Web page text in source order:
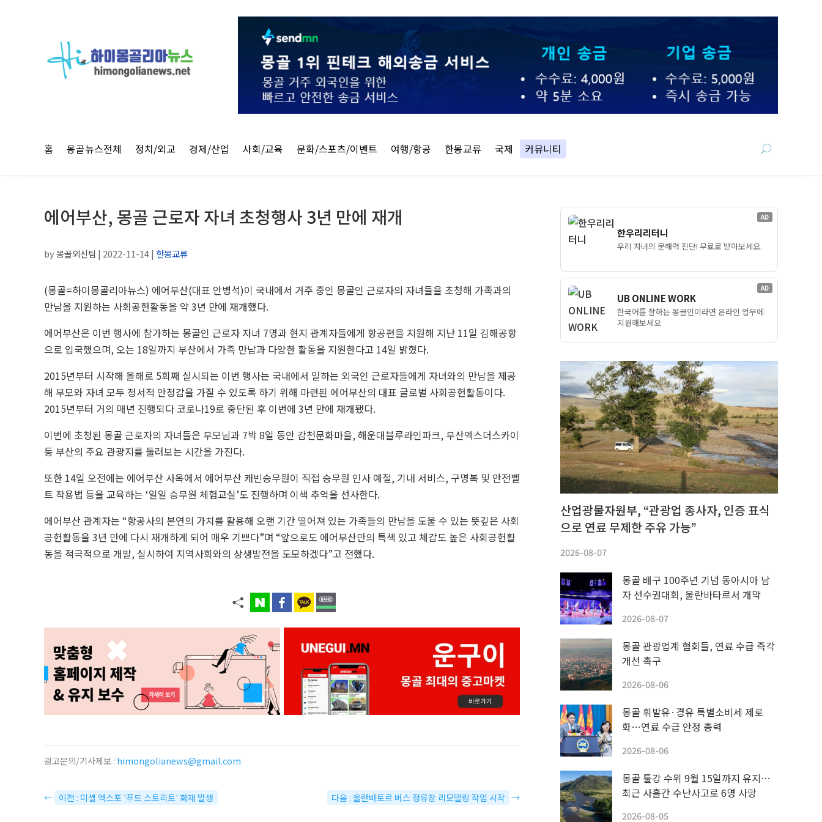
홈 몽골뉴스전체 정치/외교 경제/산업 사회/교육 문화/스포츠/이벤트 여행/항공 한몽교류 국제 커뮤니티
에어부산, 몽골 근로자 자녀 초청행사 3년 만에 재개
by몽골외신팀 | 2022-11-14| 한몽교류
(몽골=하이몽골리아뉴스) 에어부산(대표 안병석)이 국내에서 거주 중인 몽골인 근로자의 자녀들을 초청해 가족과의
만남을 지원하는 사회공헌활동을 약 3년 만에 재개했다.
에어부산은 이번 행사에 참가하는 몽골인 근로자 자녀 7명과 현지 관계자들에게 항공편을 지원해 지난 11일 김해공항
으로 입국했으며, 오는 18일까지 부산에서 가족 만남과 다양한 활동을 지원한다고 14일 밝혔다.
2015년부터 시작해 올해로 5회째 실시되는 이번 행사는 국내에서 일하는 외국인 근로자들에게 자녀와의 만남을 제공
해 부모와 자녀 모두 정서적 안정감을 가질 수 있도록 하기 위해 마련된 에어부산의 대표 글로벌 사회공헌활동이다.
2015년부터 거의 매년 진행되다 코로나19로 중단된 후 이번에 3년 만에 재개됐다.
이번에 초청된 몽골 근로자의 자녀들은 부모님과 7박 8일 동안 감천문화마을, 해운대블루라인파크, 부산엑스더스카이
등 부산의 주요 관광지를 둘러보는 시간을 가진다.
또한 14일 오전에는 에어부산 사옥에서 에어부산 캐빈승무원이 직접 승무원 인사 예절, 기내 서비스, 구명복 및 안전벨
트 착용법 등을 교육하는 ‘일일 승무원 체험교실’도 진행하며 이색 추억을 선사한다.
에어부산 관계자는 “항공사의 본연의 가치를 활용해 오랜 기간 떨어져 있는 가족들의 만남을 도울 수 있는 뜻깊은 사회
공헌활동을 3년 만에 다시 재개하게 되어 매우 기쁘다”며 “앞으로도 에어부산만의 특색 있고 체감도 높은 사회공헌활
동을 적극적으로 개발, 실시하여 지역사회와의 상생발전을 도모하겠다”고 전했다.
광고문의/기사제보 : himongolianews@gmail.com
← 이전 : 미셸 엑스포 '푸드 스트리트' 화재 발생 다음 : 울란바토르 버스 정류장 리모델링 작업 시작 →
AD
한우리리터니
우리 자녀의 문해력 진단! 무료로 받아보세요.
AD
UB ONLINE WORK
한국어를 잘하는 몽골인이라면 온라인 업무에
지원해보세요
산업광물자원부, “관광업 종사자, 인증 표식
으로 연료 무제한 주유 가능”
2026-08-07
몽골 배구 100주년 기념 동아시아 남
자 선수권대회, 울란바타르서 개막
2026-08-07
몽골 관광업계 협회들, 연료 수급 즉각
개선 촉구
2026-08-06
몽골 휘발유·경유 특별소비세 제로
화…연료 수급 안정 총력
2026-08-06
몽골 툴강 수위 9월 15일까지 유지…
최근 사흘간 수난사고로 6명 사망
2026-08-05